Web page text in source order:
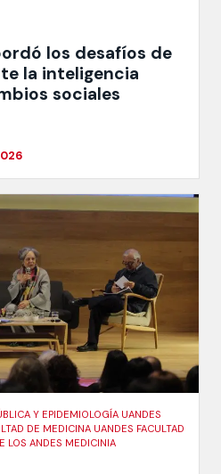
los desafíos de
la inteligencia
sociales
Y EPIDEMIOLOGÍA UANDES
DE MEDICINA UANDES FACULTAD
LOS ANDES MEDICINIA